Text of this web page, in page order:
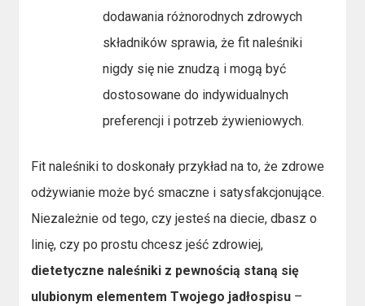
dodawania różnorodnych zdrowych
składników sprawia, że fit naleśniki
nigdy się nie znudzą i mogą być
dostosowane do indywidualnych
preferencji i potrzeb żywieniowych.
Fit naleśniki to doskonały przykład na to, że zdrowe
odżywianie może być smaczne i satysfakcjonujące.
Niezależnie od tego, czy jesteś na diecie, dbasz o
linię, czy po prostu chcesz jeść zdrowiej,
dietetyczne naleśniki z pewnością staną się
ulubionym elementem Twojego jadłospisu –